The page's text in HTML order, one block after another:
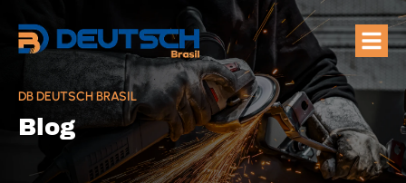
DB DEUTSCH BRASIL
Blog